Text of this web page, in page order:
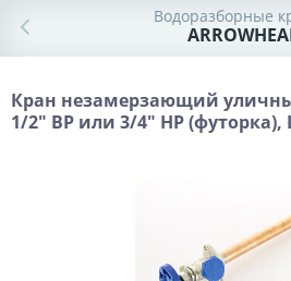
Водоразборные
Кран незамерзающий
1/2" ВР или 3/4" НР (футорка),